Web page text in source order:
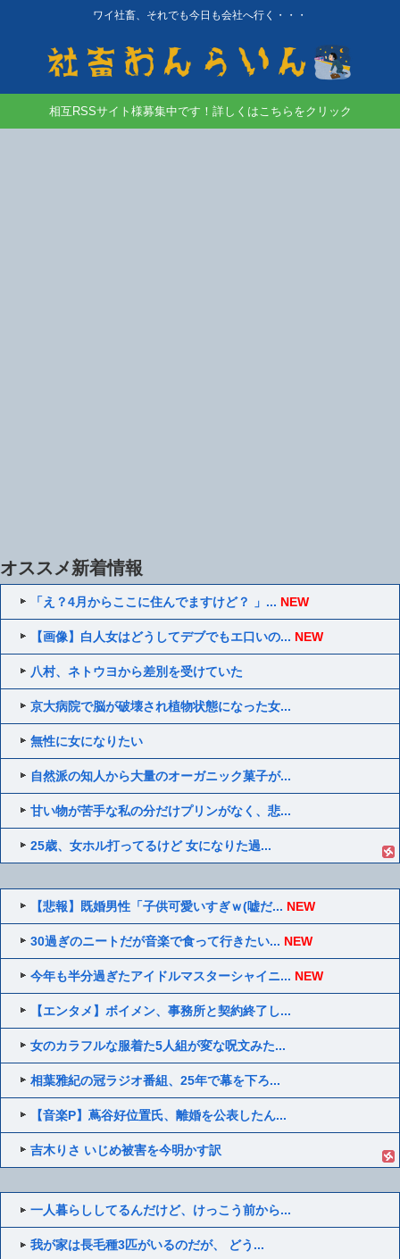
ワイ社畜、それでも今日も会社へ行く・・・
相互RSSサイト様募集中です！詳しくはこちらをクリック
オススメ新着情報
「え？4月からここに住んでますけど？ 」... NEW
【画像】白人女はどうしてデブでもエ口いの... NEW
八村、ネトウヨから差別を受けていた
京大病院で脳が破壊され植物状態になった女...
無性に女になりたい
自然派の知人から大量のオーガニック菓子が...
甘い物が苦手な私の分だけプリンがなく、悲...
25歳、女ホル打ってるけど 女になりた過...
【悲報】既婚男性「子供可愛いすぎｗ(嘘だ... NEW
30過ぎのニートだが音楽で食って行きたい... NEW
今年も半分過ぎたアイドルマスターシャイニ... NEW
【エンタメ】ボイメン、事務所と契約終了し...
女のカラフルな服着た5人組が変な呪文みた...
相葉雅紀の冠ラジオ番組、25年で幕を下ろ...
【音楽P】蔦谷好位置氏、離婚を公表したん...
吉木りさ いじめ被害を今明かす訳
一人暮らししてるんだけど、けっこう前から...
我が家は長毛種3匹がいるのだが、 どう...